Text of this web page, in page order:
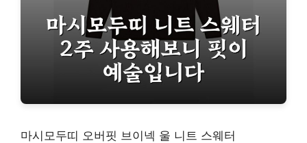
마시모두띠 오버핏 브이넥 울 니트 스웨터